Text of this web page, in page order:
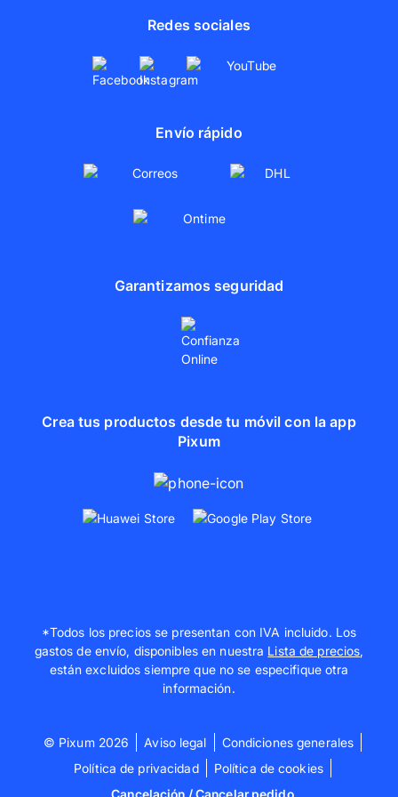
Redes sociales
Envío rápido
Garantizamos seguridad
Crea tus productos desde tu móvil con la app
Pixum
*Todos los precios se presentan con IVA incluido. Los
gastos de envío, disponibles en nuestra Lista de precios,
están excluidos siempre que no se especifique otra
información.
© Pixum 2026 Aviso legal
Condiciones generales
Política de privacidad
Política de cookies
Cancelación / Cancelar pedido